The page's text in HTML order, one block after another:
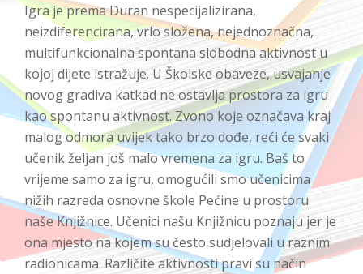
Igra je prema Duran nespecijalizirana,
neizdiferencirana, vrlo složena, nejednoznačna,
multifunkcionalna spontana slobodna aktivnost u
kojoj dijete istražuje. U Školske obaveze, usvajanje
novog gradiva katkad ne ostavlja prostora za igru
kao spontanu aktivnost. Zvono koje označava kraj
malog odmora uvijek tako brzo dođe, reći će svaki
učenik željan još malo vremena za igru. Baš to
vrijeme samo za igru, omogućili smo učenicima
nižih razreda osnovne škole Pećine u prostoru
naše Knjižnice. Učenici našu Knjižnicu poznaju jer je
ona mjesto na kojem su često sudjelovali u raznim
radionicama. Različite aktivnosti pravi su način